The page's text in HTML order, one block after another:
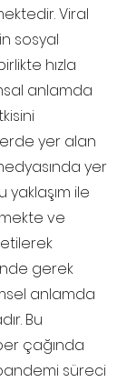
Viral
sosyal
hızla
anlamda
yer alan
yer
ile
ve
gerek
anlamda
Bu
çağında
süreci